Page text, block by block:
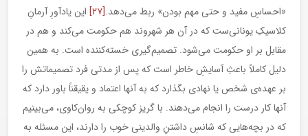
«احساسِ مفید و حتی مهم بودن» ربط می‌دهد.[۲۷]
این یادآورِ آرمانِ
کلاسیکِ یونانی‌ست که در آن هر شهروند هم حکومت می‌کند و هم در
مقابل بر او حکومت می‌شود. تصمیم‌گیری خسته‌کننده است. به همین
دلیل کاملاً باعثِ آسایشِ خاطر است که پس از مدتی فرد تصمیماتش را
بر عهده‌ی شخص یا نهادی بگذارد که به آنها اعتماد و یقیقناً باور دارد که
آنها کار درست را انجام می‌دهند. با گریز کوچکی به روان‌کاوی، می‌بینیم
که در بچه‌هایی که شانسِ داشتنِ والدینی خوب را دارند، این مسئله به